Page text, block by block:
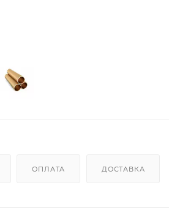
ОПЛАТА ДОСТАВКА